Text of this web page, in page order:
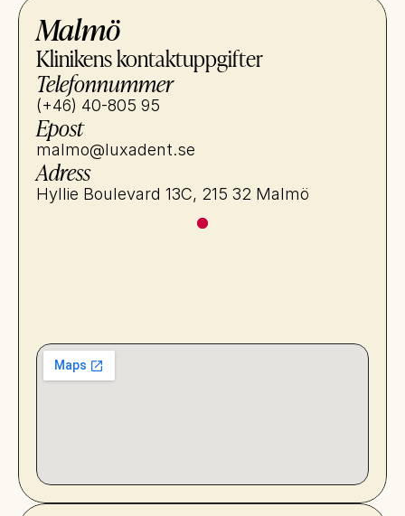
Malmö
Klinikens kontaktuppgifter
Telefonnummer
(+46) 40-805 95
Epost
malmo@luxadent.se
Adress
Hyllie Boulevard 13C, 215 32 Malmö